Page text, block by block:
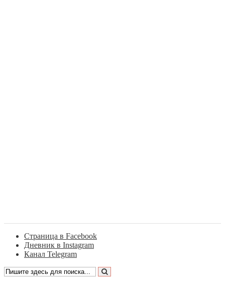
Страница в Facebook
Дневник в Instagram
Канал Telegram